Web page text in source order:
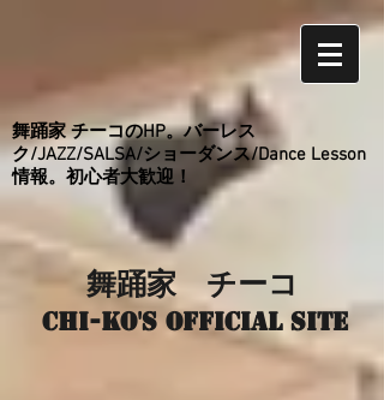
舞踊家 チーコのHP。バーレス
ク/JAZZ/SALSA/ショーダンス/Dance Lesson
情報。初心者大歓迎！
舞踊家 チーコ
Chi-ko's Official site